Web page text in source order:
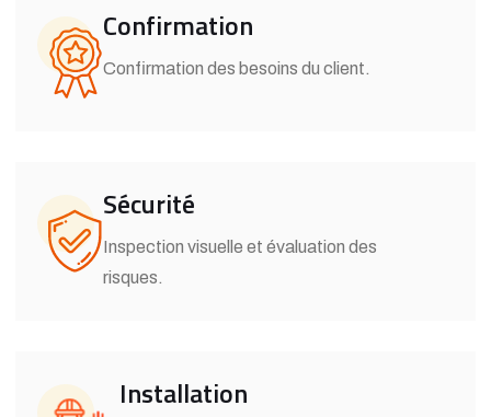
Confirmation
Confirmation des besoins du client.
Sécurité
Inspection visuelle et évaluation des
risques.
Installation